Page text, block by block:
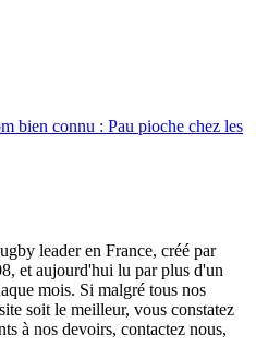
bien connu : Pau pioche chez les
leader en France, créé par
et aujourd'hui lu par plus d'un
mois. Si malgré tous nos
soit le meilleur, vous constatez
à nos devoirs, contactez nous,